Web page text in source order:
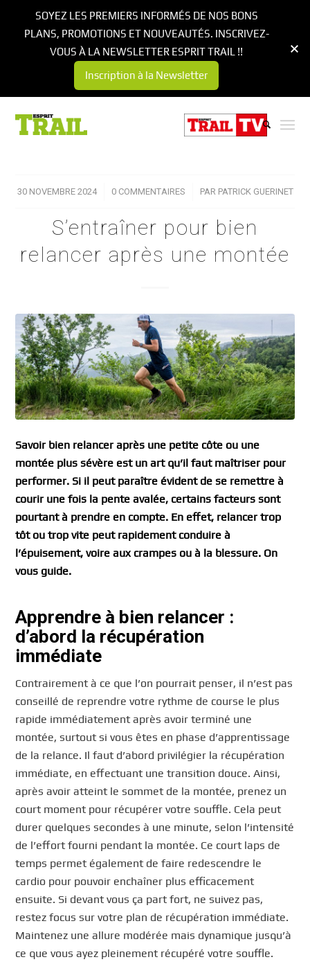
30 NOVEMBRE 2024
/ 0 COMMENTAIRES
/ PAR PATRICK GUERINET
S’entraîner pour bien
relancer après une montée
Savoir bien relancer après une petite côte ou une
montée plus sévère est un art qu’il faut maîtriser pour
performer. Si il peut paraître évident de se remettre à
courir une fois la pente avalée, certains facteurs sont
pourtant à prendre en compte. En effet, relancer trop
tôt ou trop vite peut rapidement conduire à
l’épuisement, voire aux crampes ou à la blessure. On
vous guide.
Apprendre à bien relancer :
d’abord la récupération
immédiate
Contrairement à ce que l’on pourrait penser, il n’est pas
conseillé de reprendre votre rythme de course le plus
rapide immédiatement après avoir terminé une
montée, surtout si vous êtes en phase d’apprentissage
de la relance. Il faut d’abord privilégier la récupération
immédiate, en effectuant une transition douce. Ainsi,
après avoir atteint le sommet de la montée, prenez un
court moment pour récupérer votre souffle. Cela peut
durer quelques secondes à une minute, selon l’intensité
de l’effort fourni pendant la montée. Ce court laps de
temps permet également de faire redescendre le
cardio pour pouvoir enchaîner plus efficacement
ensuite. Si devant vous ça part fort, ne suivez pas,
restez focus sur votre plan de récupération immédiate.
Maintenez une allure modérée mais dynamique jusqu’à
ce que vous ayez pleinement récupéré votre souffle.
SOYEZ LES PREMIERS INFORMÉS DE NOS BONS
PLANS, PROMOTIONS ET NOUVEAUTÉS. INSCRIVEZ-
VOUS À LA NEWSLETTER ESPRIT TRAIL !!
Inscription à la Newsletter